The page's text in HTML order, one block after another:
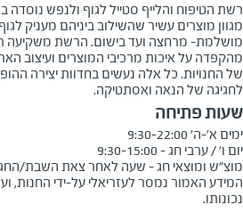
מגוון מוצרים עשיר שהשילוב ביניהם מעניק
מושלמת- מרחצה ועד בישום. הרשת משקיעה
מהקפדה על איכות מרכיבי המוצרים ועיצוב
של החנויות. כל אלה נעשים בחדוות יצירה
לחגיגה של הנאה ואסתטיקה.
שעות פתיחה
מוצ"ש ומוצאי חג - שעה לאחר צאת השבת/החג
המידע האמור נמסר לעזריאלי על-ידי החנות,